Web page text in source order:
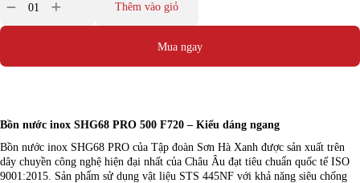
Thêm vào giỏ
Mua ngay
Bồn nước inox SHG68 PRO 500 F720 – Kiểu dáng ngang
Bồn nước inox SHG68 PRO của Tập đoàn Sơn Hà Xanh được sản xuất trên
dây chuyền công nghệ hiện đại nhất của Châu Âu đạt tiêu chuẩn quốc tế ISO
9001:2015. Sản phẩm sử dụng vật liệu STS 445NF với khả năng siêu chống